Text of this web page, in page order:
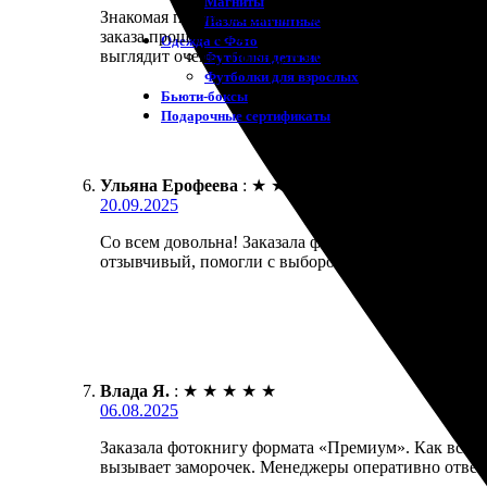
Пазлы магнитные
Одежда с Фото
Футболки детские
Футболки для взрослых
Бьюти-боксы
Подарочные сертификаты
Знакомая посоветовала мне обратиться в эту
заказа прошло легко: загрузил фотографии,
выглядит очень стильно, и я остался очень
Ульяна Ерофеева : ★ ★
20.09.2025
Со всем довольна! Заказала фотокнигу
отзывчивый, помогли с выбором. Спасибо за
Влада Я. : ★ ★ ★ ★ ★
06.08.2025
Заказала фотокнигу формата «Премиум». Как
вызывает заморочек. Менеджеры оперативно